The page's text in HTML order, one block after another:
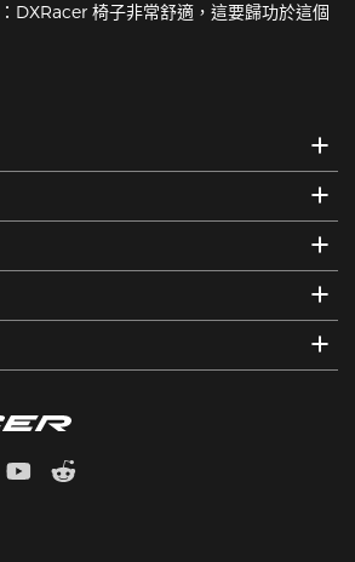
DXRacer 椅子非常舒適，這要歸功於這個